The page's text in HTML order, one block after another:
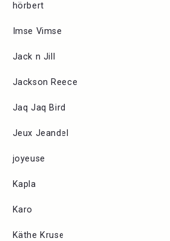
hörbert
Imse Vimse
Jack n Jill
Jackson Reece
Jaq Jaq Bird
Jeux Jeandel
joyeuse
Kapla
Karo
Käthe Kruse